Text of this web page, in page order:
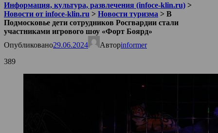
Информация, культура, развлечения (infoce-klin.ru) >
Новости от infoce-klin.ru > Новости туризма > В
Подмосковье дети сотрудников Росгвардии стали
участниками игрового шоу «Форт Боярд»
Опубликовано29.06.2024 Авторinformer
389